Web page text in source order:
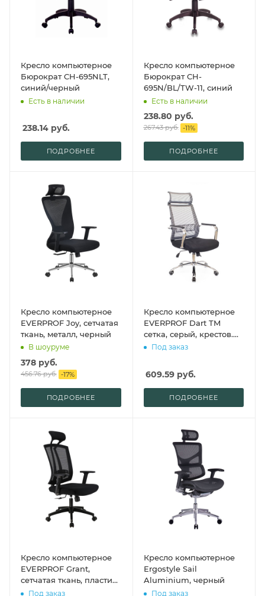
Кресло компьютерное
Бюрократ CH-695NLT,
синий/черный
Есть в наличии
238.14 руб.
ПОДРОБНЕЕ
Кресло компьютерное
Бюрократ CH-
695N/BL/TW-11, синий
Есть в наличии
238.80 руб.
267.43руб. -11%
ПОДРОБНЕЕ
Кресло компьютерное
EVERPROF Joy, сетчатая
ткань, металл, черный
В шоуруме
378 руб.
456.76руб. -17%
ПОДРОБНЕЕ
Кресло компьютерное
EVERPROF Dart TM
сетка, серый, крестов.
хром
Под заказ
609.59руб.
ПОДРОБНЕЕ
Кресло компьютерное
EVERPROF Grant,
сетчатая ткань, пластик,
черный
Под заказ
Кресло компьютерное
Ergostyle Sail
Aluminium, черный
Под заказ